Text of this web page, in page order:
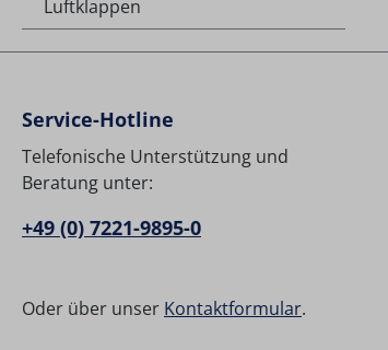
Luftklappen
Service-Hotline
Telefonische Unterstützung und
Beratung unter:
+49 (0) 7221-9895-0
Oder über unser Kontaktformular.